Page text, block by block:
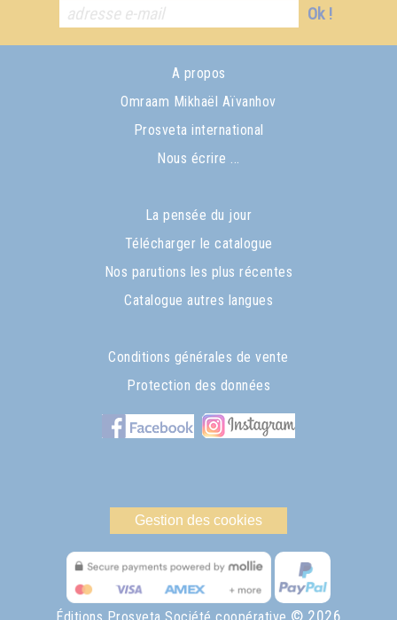
Ok !
A propos
Omraam Mikhaël Aïvanhov
Prosveta international
Nous écrire ...
La pensée du jour
Télécharger le catalogue
Nos parutions les plus récentes
Catalogue autres langues
Conditions générales de vente
Protection des données
Gestion des cookies